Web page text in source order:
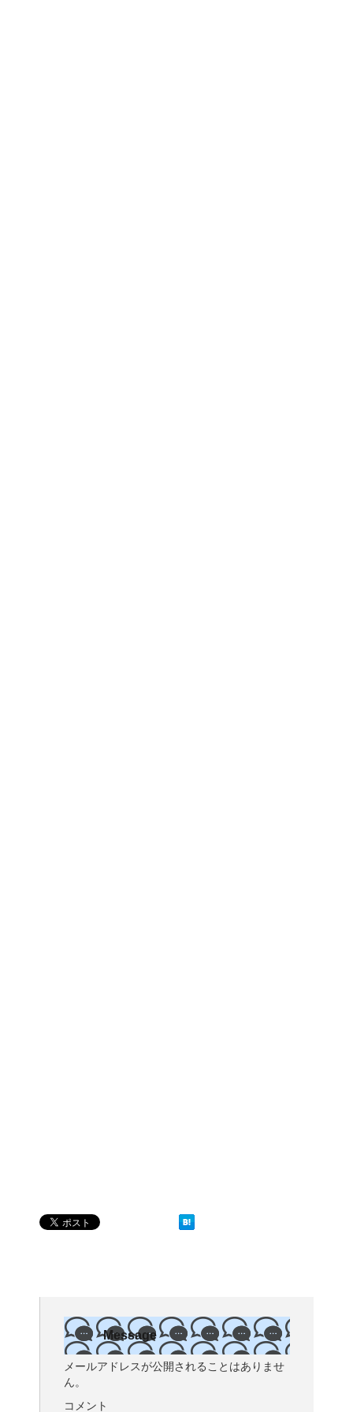
Message
メールアドレスが公開されることはありませ
ん。
コメント